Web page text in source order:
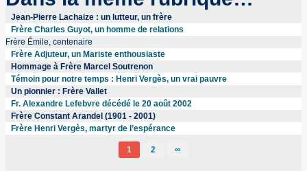
Jean-Pierre Lachaize : un lutteur, un frère
Frère Charles Guyot, un homme de relations
Frère Émile, centenaire
Frère Adjuteur, un Mariste enthousiaste
Hommage à Frère Marcel Soutrenon
Témoin pour notre temps : Henri Vergès, un vrai pauvre
Un pionnier : Frère Vallet
Fr. Alexandre Lefebvre décédé le 20 août 2002
Frère Constant Arandel (1901 - 2001)
Frère Henri Vergès, martyr de l’espérance
1 2 ∞